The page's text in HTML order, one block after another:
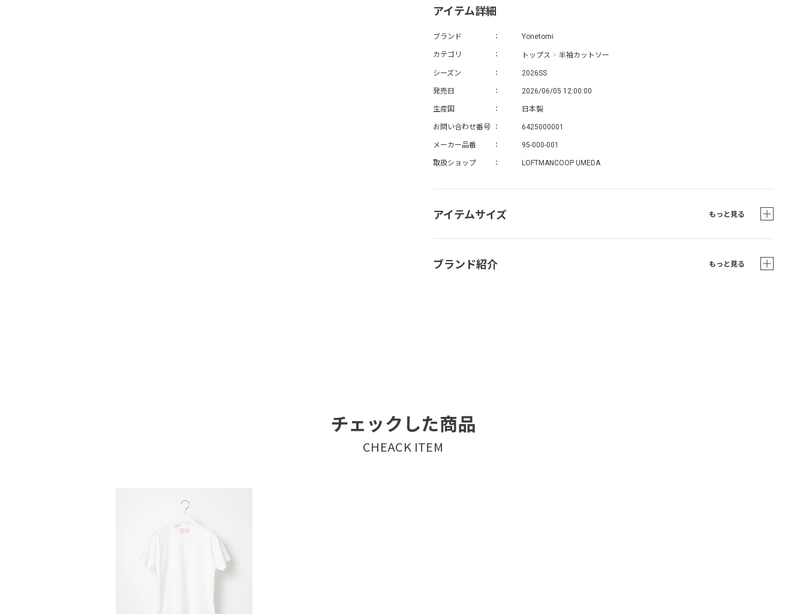
アイテム詳細
ブランド Yonetomi
カテゴリ トップス > 半袖カットソー
シーズン 2026SS
発売日 2026/06/05 12:00:00
生産国 日本製
お問い合わせ番号 6425000001
メーカー品番 95-000-001
取扱ショップ LOFTMANCOOP UMEDA
アイテムサイズ もっと見る
ブランド紹介 もっと見る
チェックした商品